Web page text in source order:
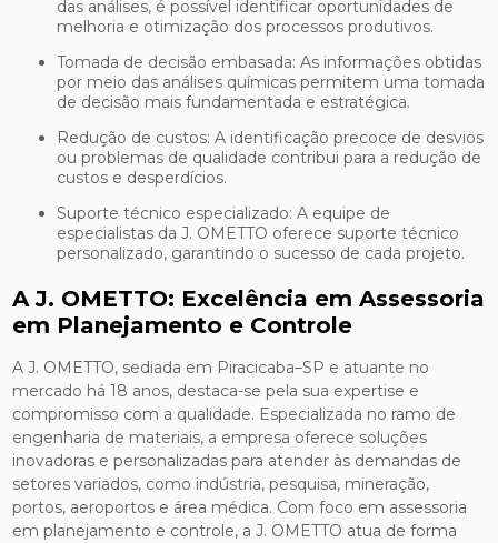
das análises, é possível identificar oportunidades de
melhoria e otimização dos processos produtivos.
Tomada de decisão embasada: As informações obtidas
por meio das análises químicas permitem uma tomada
de decisão mais fundamentada e estratégica.
Redução de custos: A identificação precoce de desvios
ou problemas de qualidade contribui para a redução de
custos e desperdícios.
Suporte técnico especializado: A equipe de
especialistas da J. OMETTO oferece suporte técnico
personalizado, garantindo o sucesso de cada projeto.
A J. OMETTO: Excelência em Assessoria
em Planejamento e Controle
A J. OMETTO, sediada em Piracicaba–SP e atuante no
mercado há 18 anos, destaca-se pela sua expertise e
compromisso com a qualidade. Especializada no ramo de
engenharia de materiais, a empresa oferece soluções
inovadoras e personalizadas para atender às demandas de
setores variados, como indústria, pesquisa, mineração,
portos, aeroportos e área médica. Com foco em assessoria
em planejamento e controle, a J. OMETTO atua de forma